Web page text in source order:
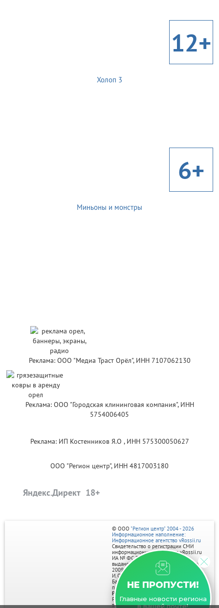
12+
Холоп 3
6+
Миньоны и монстры
Реклама: ООО "Медиа Траст Орёл", ИНН 7107062130
Реклама: ООО "Городская клининговая компания", ИНН
5754006405
Реклама: ИП Костенников Я.О , ИНН 575300050627
ООО "Регион центр", ИНН 4817003180
Яндекс.Директ
НЕ ПРОПУСТИ!
Главные новости региона
в вашей почте!
© ООО "Регион центр" 2004 - 2026
Информационное наполнение:
Информационное агентство vRossii.ru
Свидетельство о регистрации СМИ
информационного агентства vRossii.ru
ИА № ФС 77‑35502
выдано РОСКОМНАДЗОРом 04 марта
2009г.
И. О. Главного редактора Нарыков А. Н.
Баннеры на портале размещаются на
правах рекламы.
Реклама на портале:
Рекламное агентство "Умный маркетинг"
тел. 7-910-267-70-40,